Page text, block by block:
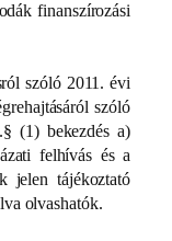
finanszírozási
szóló 2011. évi
szóló
(1) bekezdés a)
felhívás és a
jelen tájékoztató
olvashatók.